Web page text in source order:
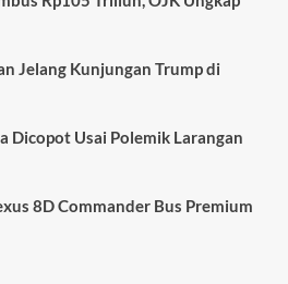
Jelang Kunjungan Trump di
Dicopot Usai Polemik Larangan
8D Commander Bus Premium